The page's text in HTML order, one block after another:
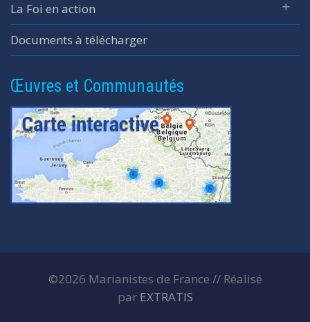
La Foi en action
Documents à télécharger
Œuvres et Communautés
©2026 Marianistes de France // Réalisé
par EXTRATIS